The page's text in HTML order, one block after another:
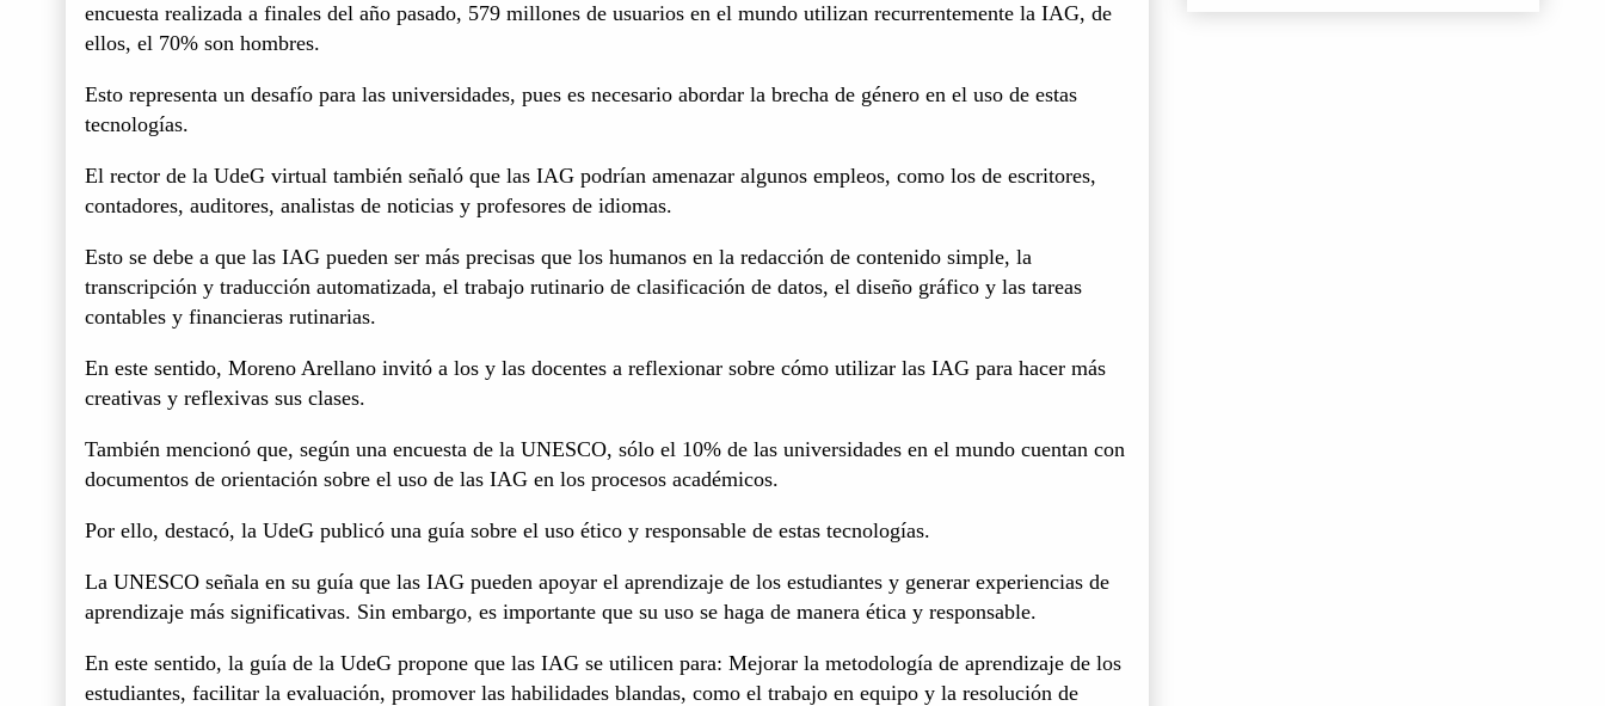
encuesta realizada a finales del año pasado, 579 millones de usuarios en el mundo utilizan recurrentemente la IAG, de
ellos, el 70% son hombres.
Esto representa un desafío para las universidades, pues es necesario abordar la brecha de género en el uso de estas
tecnologías.
El rector de la UdeG virtual también señaló que las IAG podrían amenazar algunos empleos, como los de escritores,
contadores, auditores, analistas de noticias y profesores de idiomas.
Esto se debe a que las IAG pueden ser más precisas que los humanos en la redacción de contenido simple, la
transcripción y traducción automatizada, el trabajo rutinario de clasificación de datos, el diseño gráfico y las tareas
contables y financieras rutinarias.
En este sentido, Moreno Arellano invitó a los y las docentes a reflexionar sobre cómo utilizar las IAG para hacer más
creativas y reflexivas sus clases.
También mencionó que, según una encuesta de la UNESCO, sólo el 10% de las universidades en el mundo cuentan con
documentos de orientación sobre el uso de las IAG en los procesos académicos.
Por ello, destacó, la UdeG publicó una guía sobre el uso ético y responsable de estas tecnologías.
La UNESCO señala en su guía que las IAG pueden apoyar el aprendizaje de los estudiantes y generar experiencias de
aprendizaje más significativas. Sin embargo, es importante que su uso se haga de manera ética y responsable.
En este sentido, la guía de la UdeG propone que las IAG se utilicen para: Mejorar la metodología de aprendizaje de los
estudiantes, facilitar la evaluación, promover las habilidades blandas, como el trabajo en equipo y la resolución de